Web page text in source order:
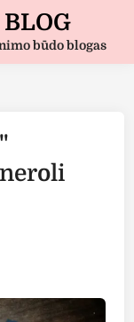
būdo blogas